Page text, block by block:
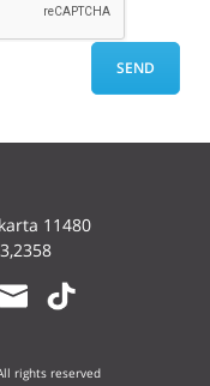
11480
rights reserved